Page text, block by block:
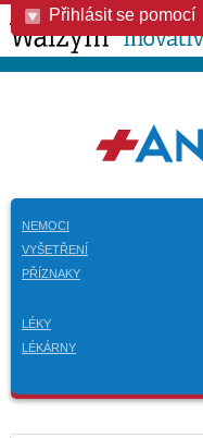
Přihlásit se pomocí
NEMOCI
VYŠETŘENÍ
PŘÍZNAKY
LÉKY
LÉKÁRNY